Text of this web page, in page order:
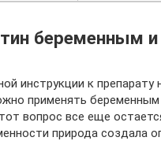
беременным
инструкции к препарату
применять
вопрос все еще
природа создала